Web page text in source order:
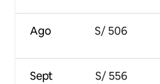
Ago
Sept
S/ 506
S/ 556